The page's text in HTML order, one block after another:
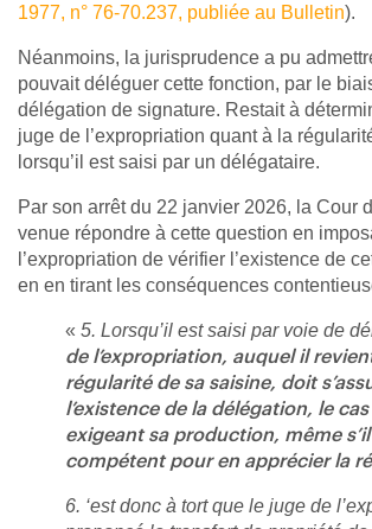
1977, n° 76-70.237, publiée au Bulletin).
Néanmoins, la jurisprudence a pu
pouvait déléguer cette fonction, par le
délégation de signature. Restait à
juge de l’expropriation quant à la
lorsqu’il est saisi par un délégataire.
Par son arrêt du 22 janvier 2026, la Cour
venue répondre à cette question en
l’expropriation de vérifier l’existence de
en en tirant les conséquences
« 5. Lorsqu’il est saisi par voie de
de l’expropriation, auquel il
régularité de sa saisine, doit
l’existence de la délégation, le
exigeant sa production, même s’il
compétent pour en apprécier la
6. ‘est donc à tort que le juge de